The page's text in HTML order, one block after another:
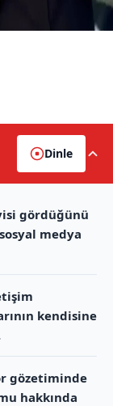
Dinle
gördüğünü
medya
kendisine
gözetiminde
hakkında